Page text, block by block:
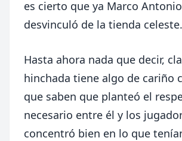
es cierto que ya Marco
desvinculó de la tienda celeste.
Hasta ahora nada que decir,
hinchada tiene algo de cariño
que saben que planteó el
necesario entre él y los
concentró bien en lo que